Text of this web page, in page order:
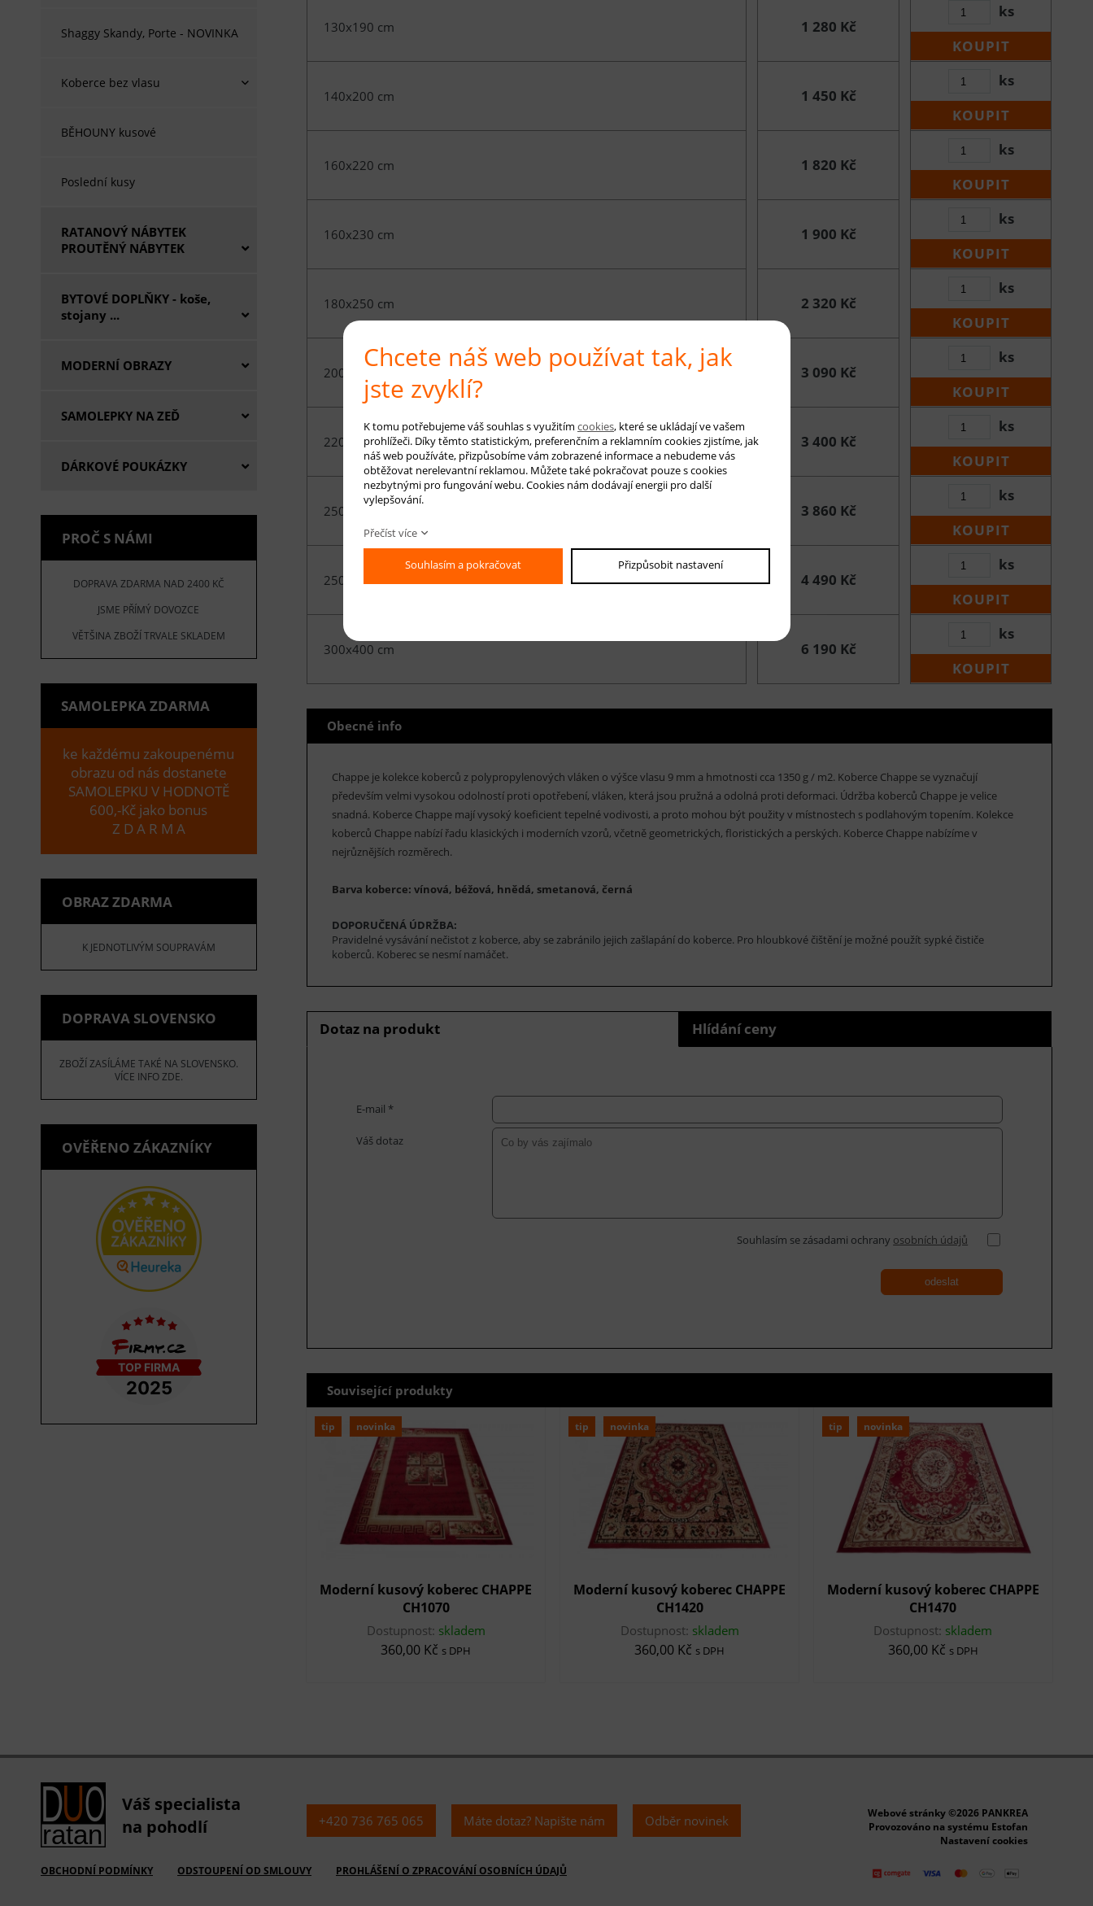
Shaggy Skandy, Porte - NOVINKA
Koberce bez vlasu
BĚHOUNY kusové
Poslední kusy
RATANOVÝ NÁBYTEK
PROUTĚNÝ NÁBYTEK
BYTOVÉ DOPLŇKY - koše,
stojany ...
MODERNÍ OBRAZY
SAMOLEPKY NA ZEĎ
DÁRKOVÉ POUKÁZKY
PROČ S NÁMI
DOPRAVA ZDARMA NAD 2400 KČ
JSME PŘÍMÝ DOVOZCE
VĚTŠINA ZBOŽÍ TRVALE SKLADEM
SAMOLEPKA ZDARMA
ke každému zakoupenému
obrazu od nás dostanete
SAMOLEPKU V HODNOTĚ
600,-Kč jako bonus
Z D A R M A
OBRAZ ZDARMA
K JEDNOTLIVÝM SOUPRAVÁM
DOPRAVA SLOVENSKO
ZBOŽÍ ZASÍLÁME TAKÉ NA SLOVENSKO.
VÍCE INFO ZDE.
OVĚŘENO ZÁKAZNÍKY
130x190 cm 1 280 Kč
ks
KOUPIT
140x200 cm 1 450 Kč
ks
KOUPIT
160x220 cm 1 820 Kč
ks
KOUPIT
160x230 cm 1 900 Kč
ks
KOUPIT
180x250 cm 2 320 Kč
ks
KOUPIT
200x300 cm 3 090 Kč
ks
KOUPIT
220x300 cm 3 400 Kč
ks
KOUPIT
250x300 cm 3 860 Kč
ks
KOUPIT
250x350 cm 4 490 Kč
ks
KOUPIT
300x400 cm 6 190 Kč
ks
KOUPIT
Obecné info
Chappe je kolekce koberců z polypropylenových vláken o výšce vlasu 9 mm a hmotnosti cca 1350 g / m2. Koberce Chappe se vyznačují
především velmi vysokou odolností proti opotřebení, vláken, která jsou pružná a odolná proti deformaci. Údržba koberců Chappe je velice
snadná. Koberce Chappe mají vysoký koeficient tepelné vodivosti, a proto mohou být použity v místnostech s podlahovým topením. Kolekce
koberců Chappe nabízí řadu klasických i moderních vzorů, včetně geometrických, floristických a perských. Koberce Chappe nabízíme v
nejrůznějších rozměrech.
Barva koberce: vínová, béžová, hnědá, smetanová, černá
DOPORUČENÁ ÚDRŽBA:
Pravidelné vysávání nečistot z koberce, aby se zabránilo jejich zašlapání do koberce. Pro hloubkové čištění je možné použít sypké čističe
koberců. Koberec se nesmí namáčet.
Dotaz na produkt Hlídání ceny
E-mail *
Váš dotaz
Souhlasím se zásadami ochrany osobních údajů
odeslat
Související produkty
tip novinka
Moderní kusový koberec CHAPPE
CH1070
Dostupnost: skladem
360,00 Kč s DPH
tip novinka
Moderní kusový koberec CHAPPE
CH1420
Dostupnost: skladem
360,00 Kč s DPH
tip novinka
Moderní kusový koberec CHAPPE
CH1470
Dostupnost: skladem
360,00 Kč s DPH
Váš specialista
na pohodlí
OBCHODNÍ PODMÍNKY ODSTOUPENÍ OD SMLOUVY PROHLÁŠENÍ O ZPRACOVÁNÍ OSOBNÍCH ÚDAJŮ
+420 736 765 065 Máte dotaz? Napište nám Odběr novinek
Webové stránky ©2026 PANKREA
Provozováno na systému Estofan
Nastavení cookies
Chcete náš web používat tak, jak
jste zvyklí?
K tomu potřebujeme váš souhlas s využitím cookies, které se ukládají ve vašem
prohlížeči. Díky těmto statistickým, preferenčním a reklamním cookies zjistíme, jak
náš web používáte, přizpůsobíme vám zobrazené informace a nebudeme vás
obtěžovat nerelevantní reklamou. Můžete také pokračovat pouze s cookies
nezbytnými pro fungování webu. Cookies nám dodávají energii pro další
vylepšování.
Přečíst více
Souhlasím a pokračovat Přizpůsobit nastavení